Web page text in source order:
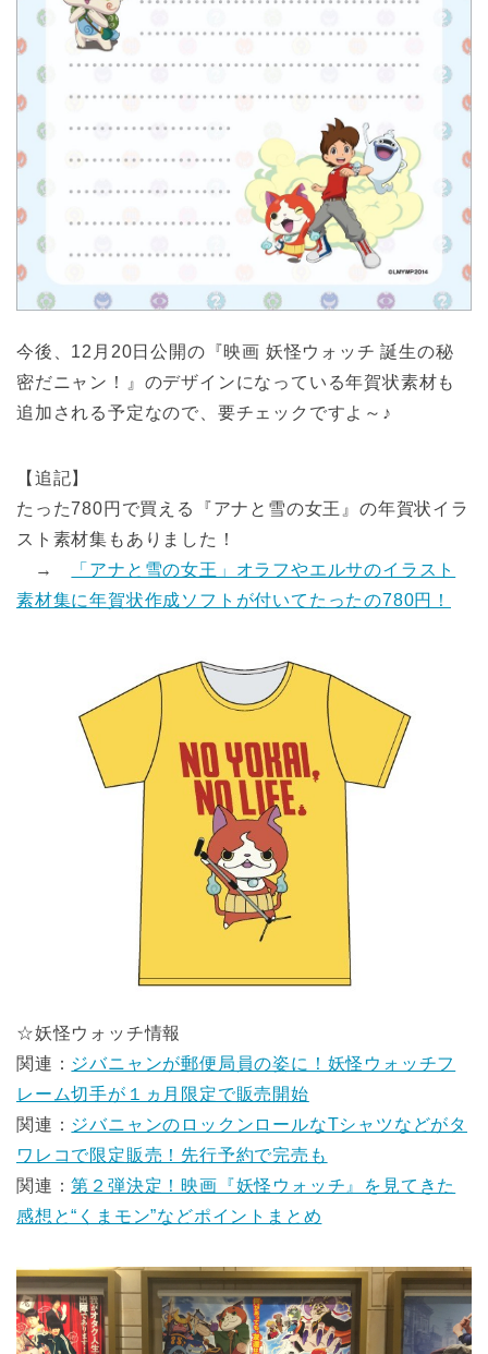
今後、12月20日公開の『映画 妖怪ウォッチ 誕生の秘
密だニャン！』のデザインになっている年賀状素材も
追加される予定なので、要チェックですよ～♪
【追記】
たった780円で買える『アナと雪の女王』の年賀状イラ
スト素材集もありました！
→
「アナと雪の女王」オラフやエルサのイラスト
素材集に年賀状作成ソフトが付いてたったの780円！
☆妖怪ウォッチ情報
関連： ジバニャンが郵便局員の姿に！妖怪ウォッチフ
レーム切手が１ヵ月限定で販売開始
関連： ジバニャンのロックンロールなTシャツなどがタ
ワレコで限定販売！先行予約で完売も
関連：第２弾決定！映画『妖怪ウォッチ』を見てきた
感想と“くまモン”などポイントまとめ